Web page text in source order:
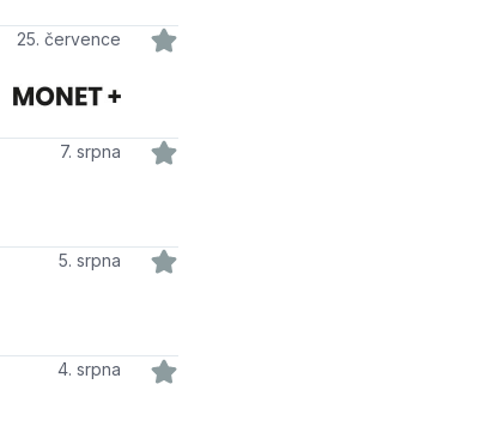
25. července
7. srpna
5. srpna
4. srpna